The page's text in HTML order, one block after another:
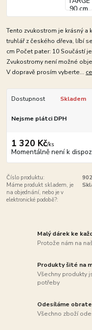
Tento zvukostrom je krásný a
truhlář z českého dřeva, líbí
cm Počet pater: 10 Součástí
Zvukostromy není možné
V dopravě prosím vyberte...
Dostupnost Skladem
Nejsme plátci DPH
1 320 Kč/ks
Momentálně není k
Číslo produktu:
Máme produkt skladem, je
na objednání, nebo je v
elektronické podobě?:
Malý dárek ke
Protože nám na
Produkty šité na
Všechny produkty
potřeby
Odesíláme
Všechno zboží